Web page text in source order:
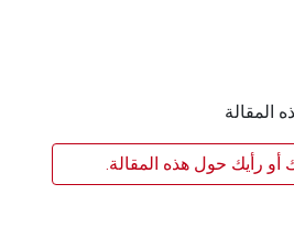
المقالة
أو رأيك حول هذه المقالة.